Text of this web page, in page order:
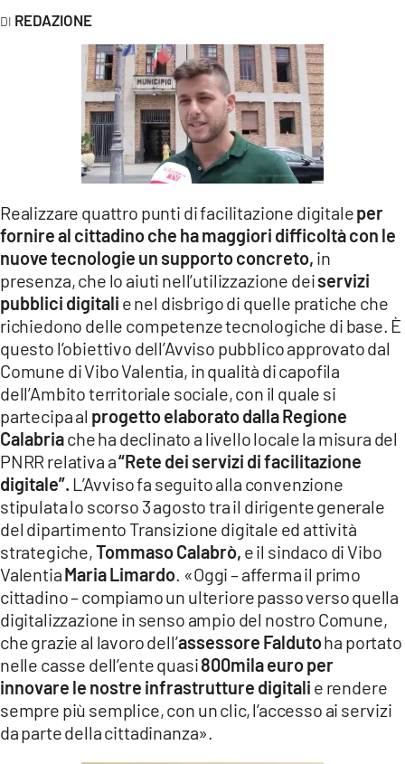
LACPLAY.IT
LACONAIR.IT
ILREGGINO.IT
COSENZACHANNEL.IT
ILVIBONESE.IT
CATANZAROCHANNEL.IT
LACAPITALENEWS.IT
App
ANDROID
APPLE
REDAZIONE
Realizzare quattro punti di facilitazione digitaleper
fornire al cittadino che ha maggiori difficoltà con le
nuove tecnologie un supporto concreto, in
presenza, che lo aiuti nell’utilizzazione deiservizi
pubblici digitali e nel disbrigo di quelle pratiche che
richiedono delle competenze tecnologiche di base. È
questo l’obiettivo dell’Avviso pubblico approvato dal
Comune di Vibo Valentia, in qualità di capofila
dell’Ambito territoriale sociale, con il quale si
partecipa al progetto elaborato dalla Regione
Calabriache ha declinato a livello locale la misura del
PNRR relativa a“Rete dei servizi di facilitazione
digitale”. L’Avviso fa seguito alla convenzione
stipulata lo scorso 3 agosto tra il dirigente generale
del dipartimento Transizione digitale ed attività
strategiche,Tommaso Calabrò, e il sindaco di Vibo
ValentiaMaria Limardo . «Oggi – afferma il primo
cittadino – compiamo un ulteriore passo verso quella
digitalizzazione in senso ampio del nostro Comune,
che grazie al lavoro dell’assessore Faldutoha portato
nelle casse dell’ente quasi800mila euro per
innovare le nostre infrastrutture digitali e rendere
sempre più semplice, con un clic, l’accesso ai servizi
da parte della cittadinanza».